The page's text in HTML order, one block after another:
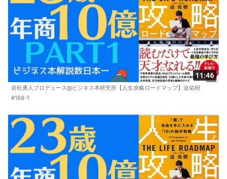
岩松勇人プロデュース@ビジネス本研究所【人生攻略ロードマップ】迫佑樹
#168-1